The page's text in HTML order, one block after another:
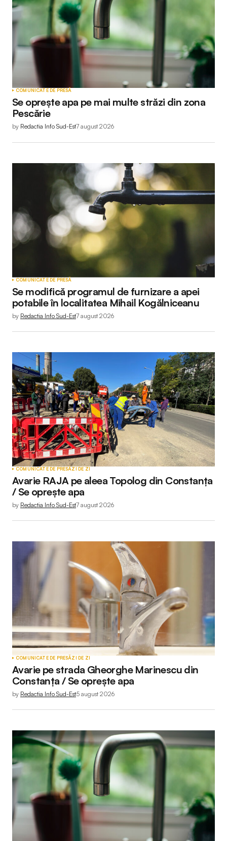
COMUNICATE DE PRESĂ
Se oprește apa pe mai multe străzi din zona
Pescărie
by Redactia Info Sud-Est7 august 2026
COMUNICATE DE PRESĂ
Se modifică programul de furnizare a apei
potabile în localitatea Mihail Kogălniceanu
by Redactia Info Sud-Est7 august 2026
COMUNICATE DE PRESĂZI DE ZI
Avarie RAJA pe aleea Topolog din Constanța
/ Se oprește apa
by Redactia Info Sud-Est7 august 2026
COMUNICATE DE PRESĂZI DE ZI
Avarie pe strada Gheorghe Marinescu din
Constanța / Se oprește apa
by Redactia Info Sud-Est5 august 2026